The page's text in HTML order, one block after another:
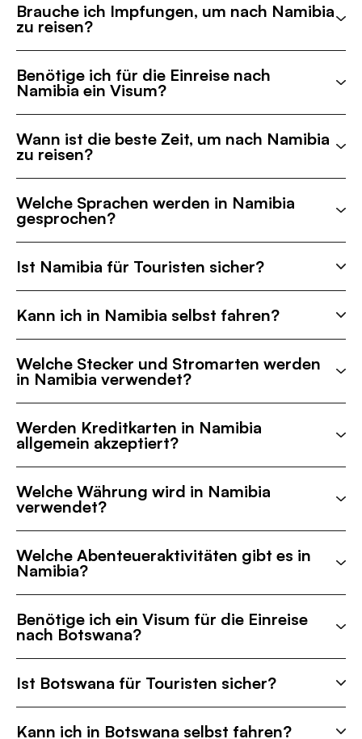
Brauche ich Impfungen, um nach Namibia
zu reisen?
Benötige ich für die Einreise nach
Namibia ein Visum?
Wann ist die beste Zeit, um nach Namibia
zu reisen?
Welche Sprachen werden in Namibia
gesprochen?
Ist Namibia für Touristen sicher?
Kann ich in Namibia selbst fahren?
Welche Stecker und Stromarten werden
in Namibia verwendet?
Werden Kreditkarten in Namibia
allgemein akzeptiert?
Welche Währung wird in Namibia
verwendet?
Welche Abenteueraktivitäten gibt es in
Namibia?
Benötige ich ein Visum für die Einreise
nach Botswana?
Ist Botswana für Touristen sicher?
Kann ich in Botswana selbst fahren?